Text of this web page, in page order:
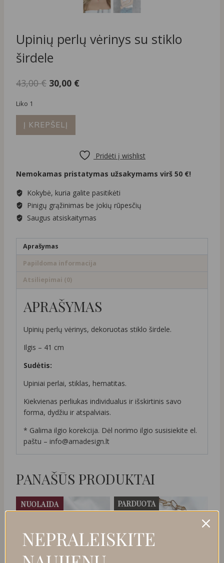
Upinių perlų vėrinys su stiklo
širdele
43,00€ Original
43,00 €.
30,00 €
Liko 1
produkto
kiekis:
su
širdele
Į KREPŠELĮ
Pridėti į wishlist
Nemokamas pristatymas užsakymams virš 50 €!
Kokybė, kuria galite pasitikėti
Pinigų grąžinimas be jokių rūpesčių
Saugus atsiskaitymas
Aprašymas
Papildoma informacija
Atsiliepimai (0)
APRAŠYMAS
Upinių perlų vėrinys, dekoruotas stiklo širdele.
Ilgis – 41 cm
Sudėtis:
Upiniai perlai, stiklas, hematitas.
Kiekvienas perliukas individualus ir išskirtinis savo
forma, dydžiu ir atspalviais.
* Galima ilgio korekcija. Dėl norimo ilgio susisiekite el.
paštu – info@amadesign.lt
PANAŠŪS PRODUKTAI
NUOLAIDA PARDUOTA
NEPRALEISKITE